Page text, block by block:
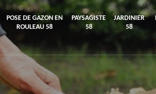
POSE DE GAZON EN
ROULEAU 58
PAYSAGISTE
58
JARDINIER
58